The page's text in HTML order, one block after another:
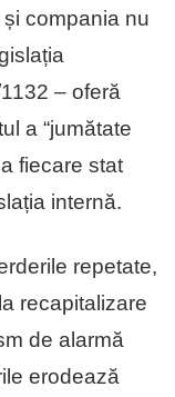
compania nu
– oferă
a “jumătate
fiecare stat
internă.
repetate,
recapitalizare
de alarmă
erodează